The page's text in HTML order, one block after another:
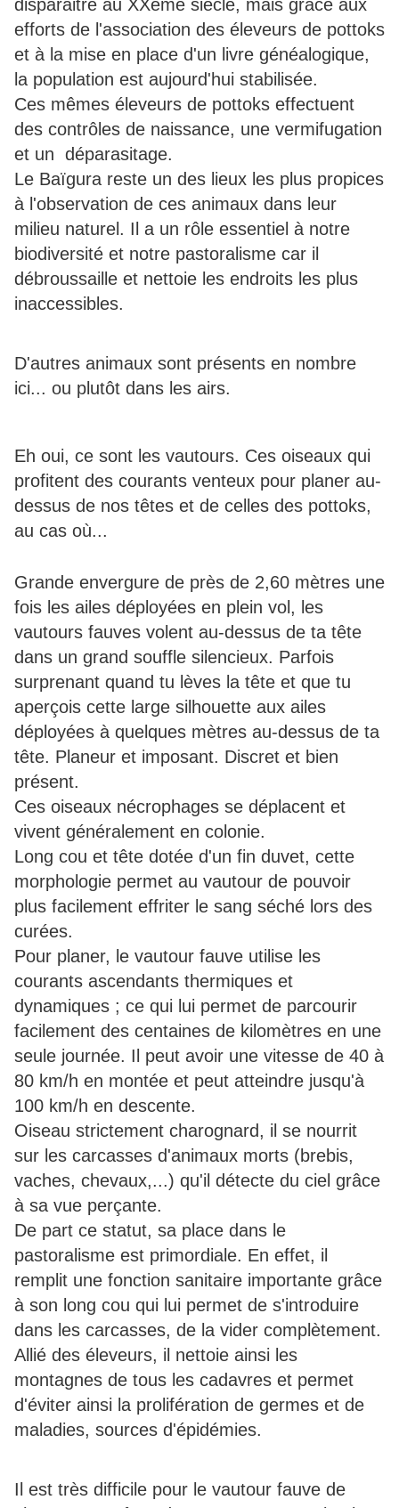
disparaitre au XXème siècle, mais grâce aux
efforts de l'association des éleveurs de pottoks
et à la mise en place d'un livre généalogique,
la population est aujourd'hui stabilisée.
Ces mêmes éleveurs de pottoks effectuent
des contrôles de naissance, une vermifugation
et un déparasitage.
Le Baïgura reste un des lieux les plus propices
à l'observation de ces animaux dans leur
milieu naturel. Il a un rôle essentiel à notre
biodiversité et notre pastoralisme car il
débroussaille et nettoie les endroits les plus
inaccessibles.
D'autres animaux sont présents en nombre
ici... ou plutôt dans les airs.
Eh oui, ce sont les vautours. Ces oiseaux qui
profitent des courants venteux pour planer au-
dessus de nos têtes et de celles des pottoks,
au cas où...
Grande envergure de près de 2,60 mètres une
fois les ailes déployées en plein vol, les
vautours fauves volent au-dessus de ta tête
dans un grand souffle silencieux. Parfois
surprenant quand tu lèves la tête et que tu
aperçois cette large silhouette aux ailes
déployées à quelques mètres au-dessus de ta
tête. Planeur et imposant. Discret et bien
présent.
Ces oiseaux nécrophages se déplacent et
vivent généralement en colonie.
Long cou et tête dotée d'un fin duvet, cette
morphologie permet au vautour de pouvoir
plus facilement effriter le sang séché lors des
curées.
Pour planer, le vautour fauve utilise les
courants ascendants thermiques et
dynamiques ; ce qui lui permet de parcourir
facilement des centaines de kilomètres en une
seule journée. Il peut avoir une vitesse de 40 à
80 km/h en montée et peut atteindre jusqu'à
100 km/h en descente.
Oiseau strictement charognard, il se nourrit
sur les carcasses d'animaux morts (brebis,
vaches, chevaux,...) qu'il détecte du ciel grâce
à sa vue perçante.
De part ce statut, sa place dans le
pastoralisme est primordiale. En effet, il
remplit une fonction sanitaire importante grâce
à son long cou qui lui permet de s'introduire
dans les carcasses, de la vider complètement.
Allié des éleveurs, il nettoie ainsi les
montagnes de tous les cadavres et permet
d'éviter ainsi la prolifération de germes et de
maladies, sources d'épidémies.
Il est très difficile pour le vautour fauve de